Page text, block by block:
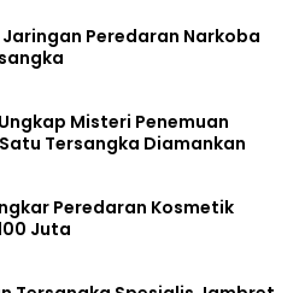
Peredaran Narkoba
Misteri Penemuan
Tersangka Diamankan
Peredaran Kosmetik
Juta